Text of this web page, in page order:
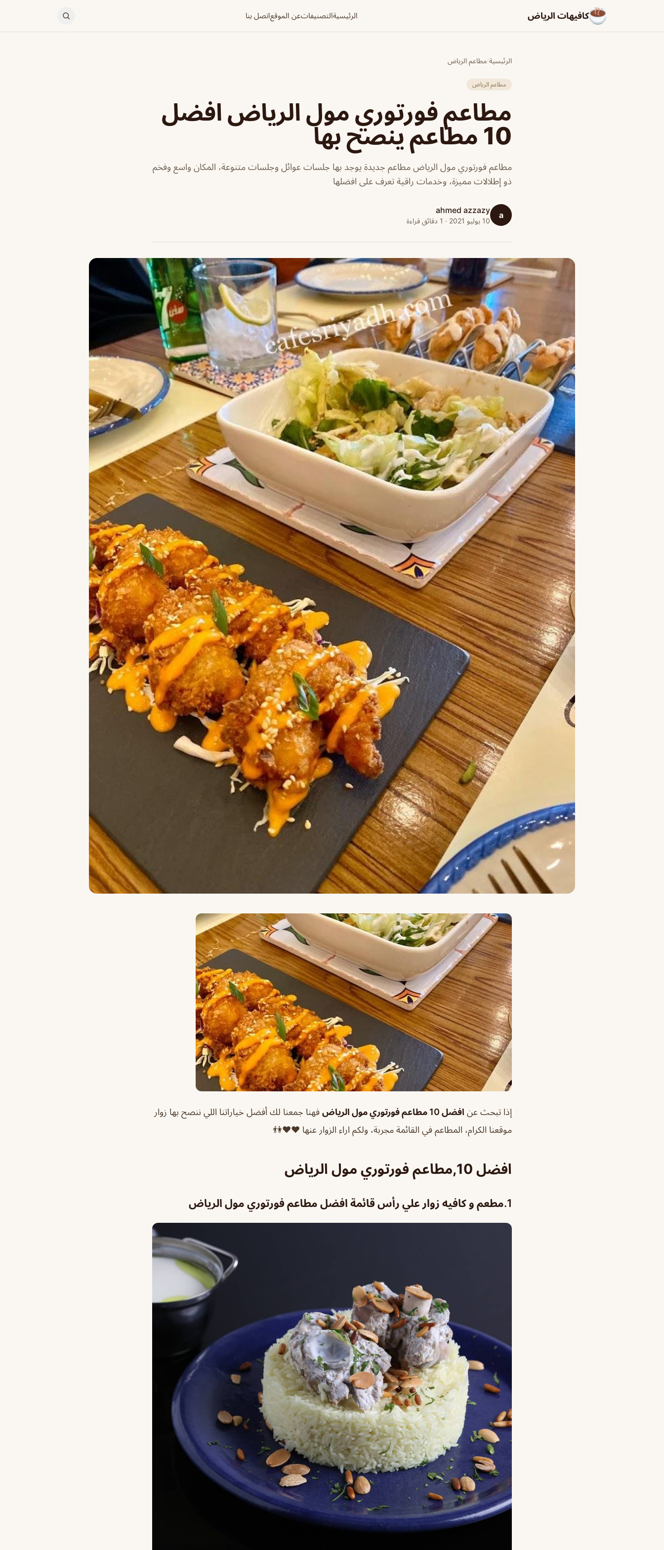
كافيهات الرياض الرئيسيةالتصنيفاتعن الموقعاتصل بنا
الرئيسية/مطاعم الرياض
مطاعم الرياض
مطاعم فورتوري مول الرياض افضل
10 مطاعم ينصح بها
مطاعم فورتوري مول الرياض مطاعم جديدة يوجد بها جلسات عوائل وجلسات متنوعة، المكان واسع وفخم
ذو إطلالات مميزة، وخدمات راقية تعرف على افضلها
a
ahmed azzazy
10 يوليو 2021 · 1 دقائق قراءة
إذا تبحث عن افضل 10 مطاعم فورتوري مول الرياض
فهنا جمعنا لك أفضل خياراتنا اللي ننصح بها زوار
موقعنا الكرام، المطاعم في القائمة مجربة، ولكم اراء الزوار عنها ❤️♥️👫
افضل 10,مطاعم فورتوري مول الرياض
1.مطعم و كافيه زوار علي رأس قائمة افضل مطاعم فورتوري مول الرياض